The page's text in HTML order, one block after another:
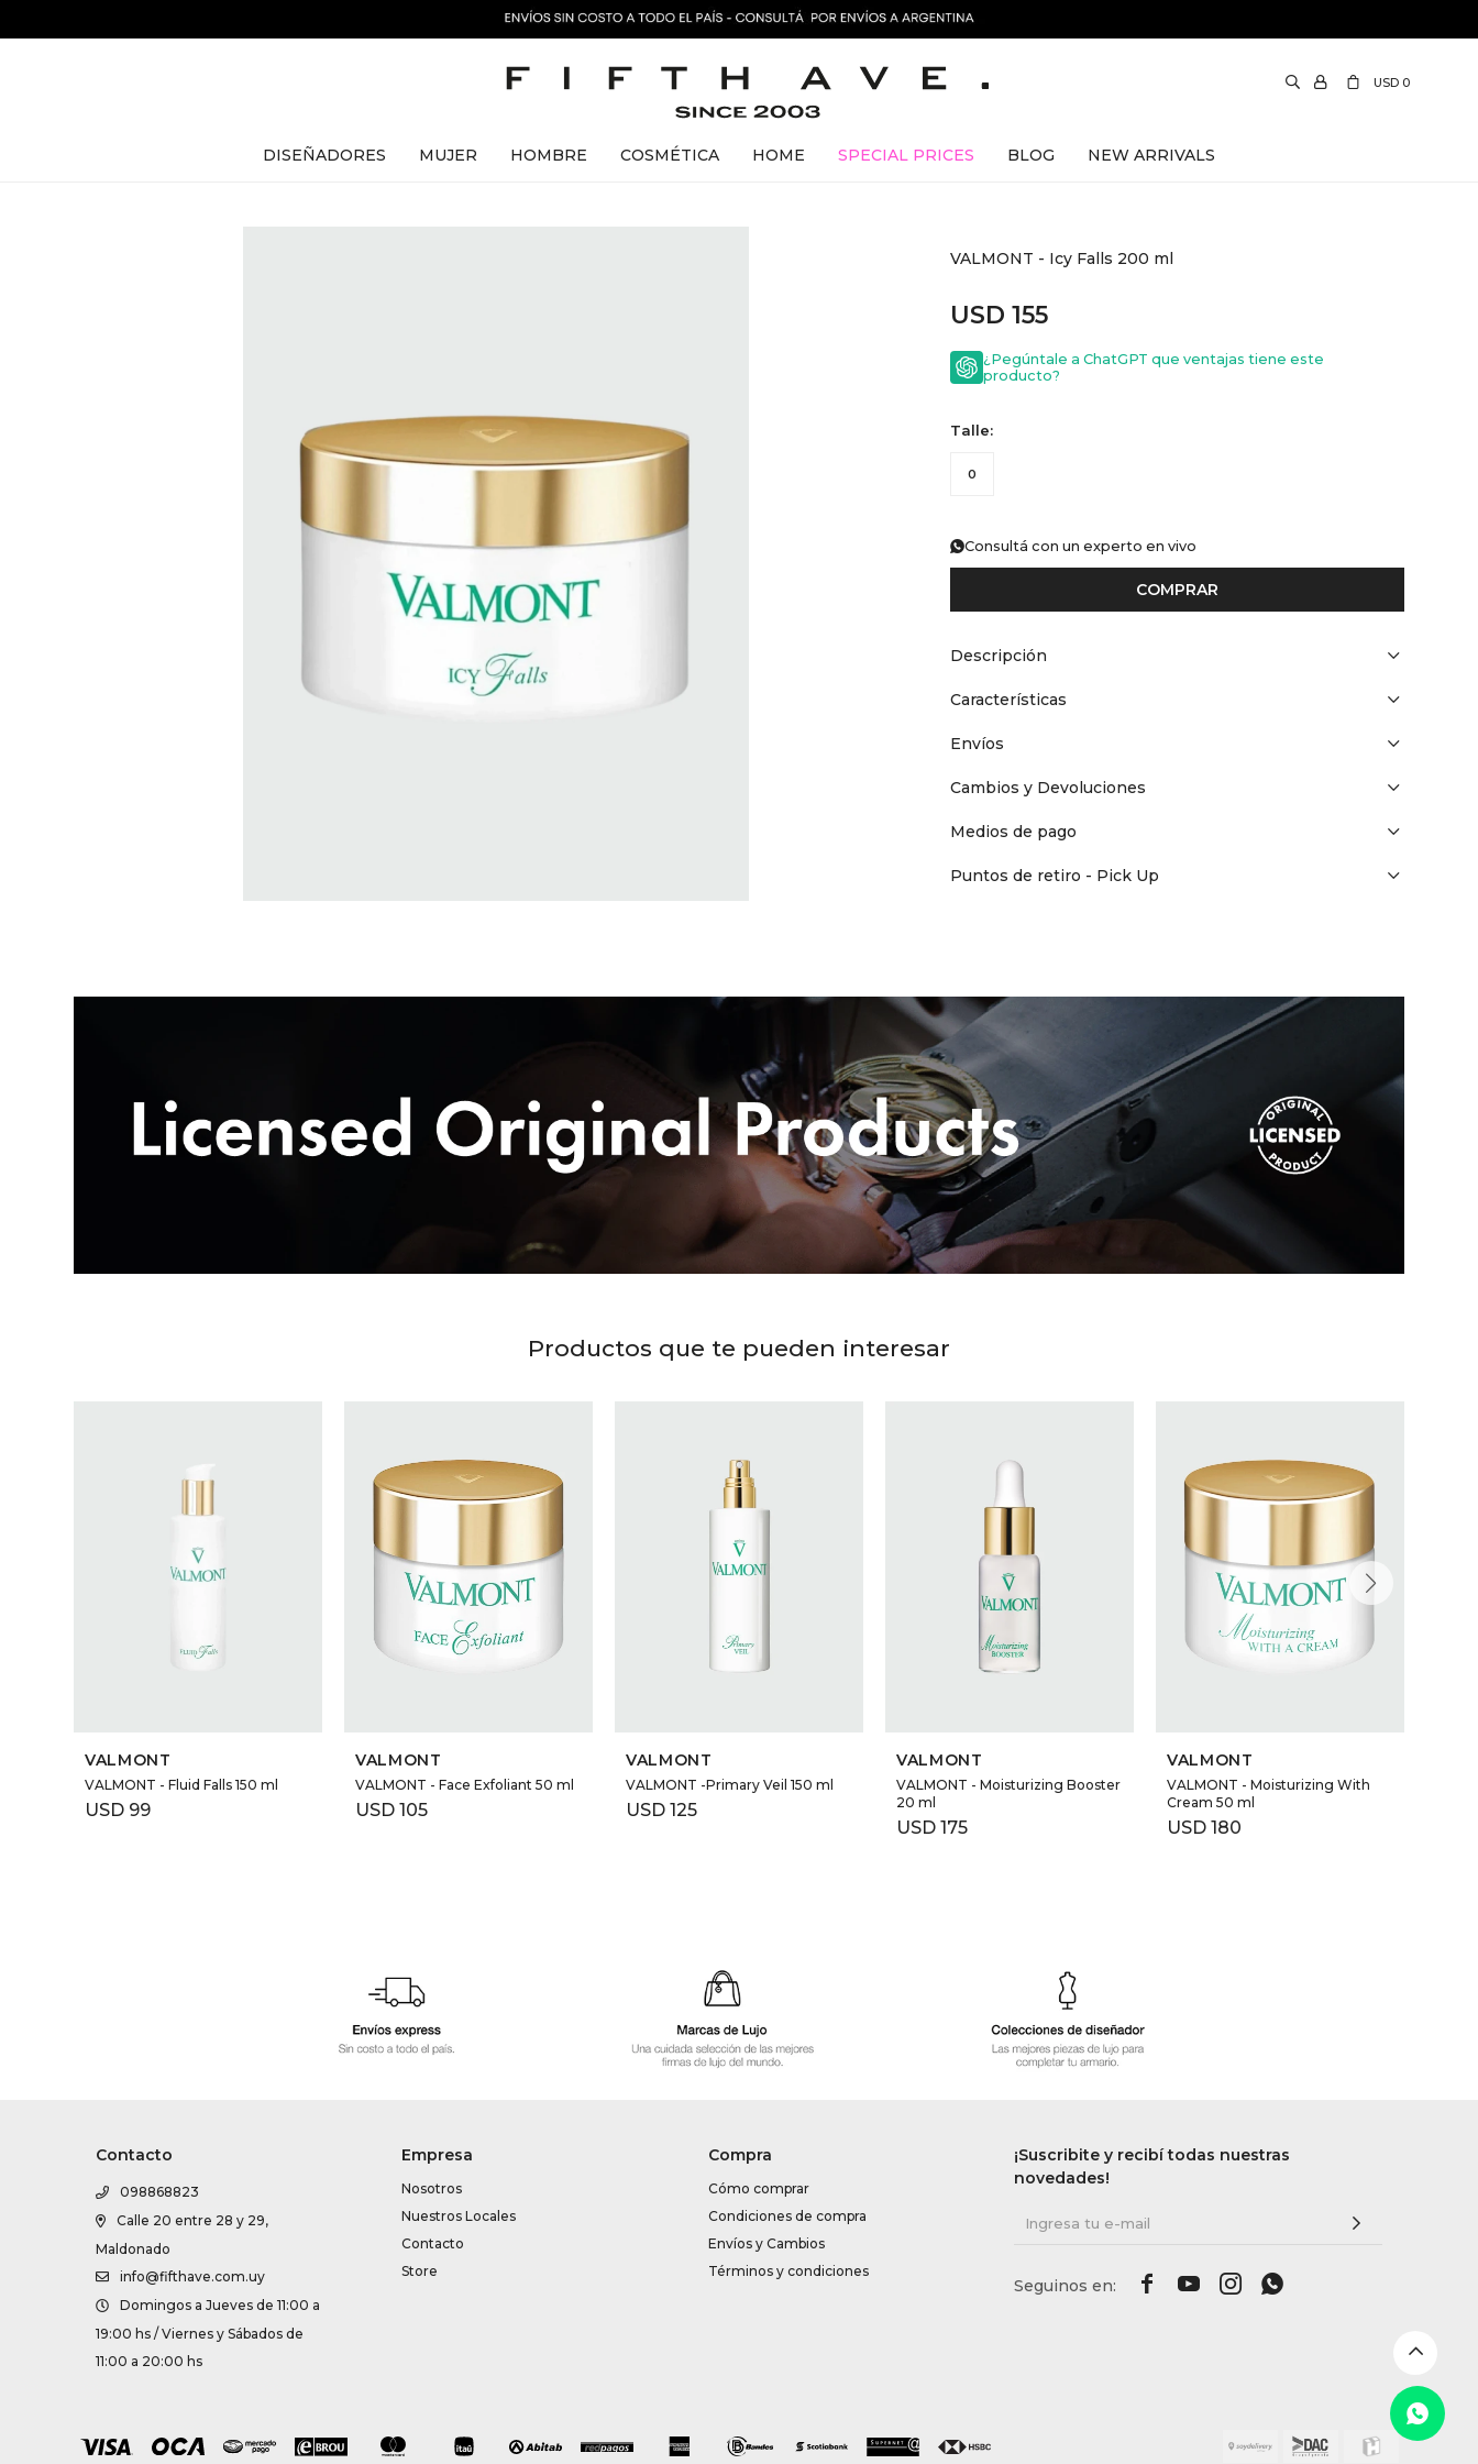
DISEÑADORES MUJER HOMBRE COSMÉTICA HOME SPECIAL PRICES BLOG NEW ARRIVALS
USD 0
VALMONT - Icy Falls 200 ml
USD 155
¿Pegúntale a ChatGPT que ventajas tiene este
producto?
Talle:
0
Consultá con un experto en vivo
COMPRAR
Descripción
Características
Envíos
Cambios y Devoluciones
Medios de pago
Puntos de retiro - Pick Up
Productos que te pueden interesar
VALMONT
VALMONT - Fluid Falls 150 ml
USD 99
VALMONT
VALMONT - Face Exfoliant 50 ml
USD 105
VALMONT
VALMONT -Primary Veil 150 ml
USD 125
VALMONT
VALMONT - Moisturizing Booster
20 ml
USD 175
VALMONT
VALMONT - Moisturizing With
Cream 50 ml
USD 180
Contacto
098868823
Calle 20 entre 28 y 29,
Maldonado
info@fifthave.com.uy
Domingos a Jueves de 11:00 a
19:00 hs / Viernes y Sábados de
11:00 a 20:00 hs
Empresa
Nosotros
Nuestros Locales
Contacto
Store
Compra
Cómo comprar
Condiciones de compra
Envíos y Cambios
Términos y condiciones
¡Suscribite y recibí todas nuestras
novedades!
   